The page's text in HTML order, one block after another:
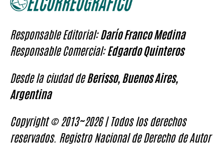
Responsable Editorial:Darío Franco Medina
Responsable Comercial:Edgardo Quinteros
Desde la ciudad deBerisso, Buenos Aires,
Argentina
Copyright © 2013~2026 | Todos los derechos
reservados. Registro Nacional de Derecho de Autor